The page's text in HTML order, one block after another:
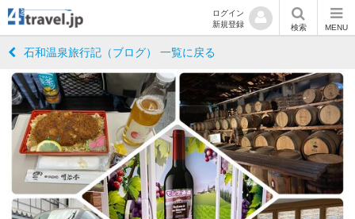
ログイン
新規登録
検索 MENU
石和温泉旅行記（ブログ） 一覧に戻る